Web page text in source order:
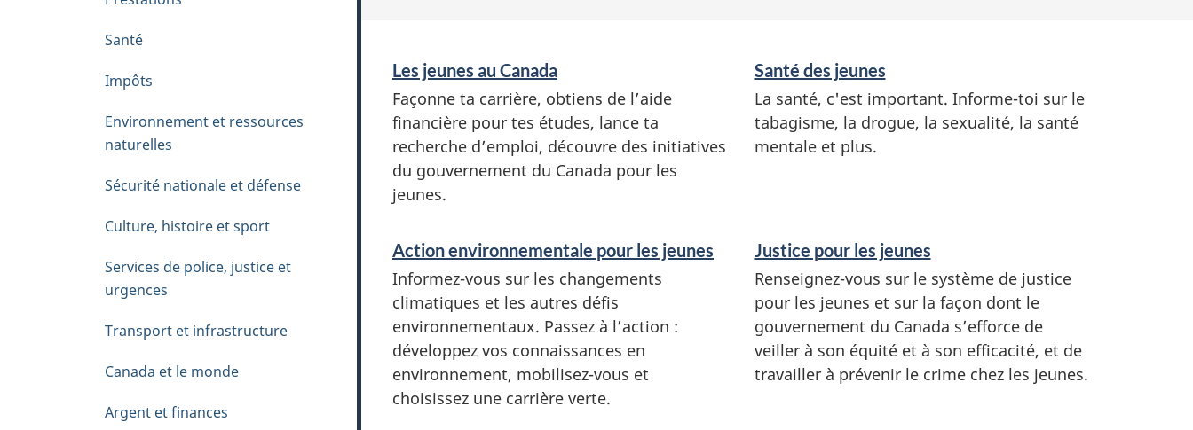
Santé
Impôts
Environnement et ressources
naturelles
Sécurité nationale et défense
Culture, histoire et sport
Services de police, justice et
urgences
Transport et infrastructure
Canada et le monde
Argent et finances
S
e
r
v
i
c
e
s
e
t
r
e
n
s
Les jeunes au Canada
Façonne ta carrière, obtiens de l’aide
financière pour tes études, lance ta
recherche d’emploi, découvre des initiatives
du gouvernement du Canada pour les
jeunes.
Santé des jeunes
La santé, c'est important. Informe-toi sur le
tabagisme, la drogue, la sexualité, la santé
mentale et plus.
Action environnementale pour les jeunes
Informez-vous sur les changements
climatiques et les autres défis
environnementaux. Passez à l’action :
développez vos connaissances en
environnement, mobilisez-vous et
choisissez une carrière verte.
Justice pour les jeunes
Renseignez-vous sur le système de justice
pour les jeunes et sur la façon dont le
gouvernement du Canada s’efforce de
veiller à son équité et à son efficacité, et de
travailler à prévenir le crime chez les jeunes.